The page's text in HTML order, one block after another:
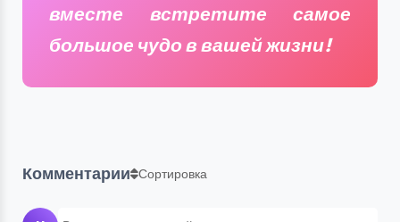
вместе встретите самое
большое чудо в вашей жизни!
Комментарии Сортировка